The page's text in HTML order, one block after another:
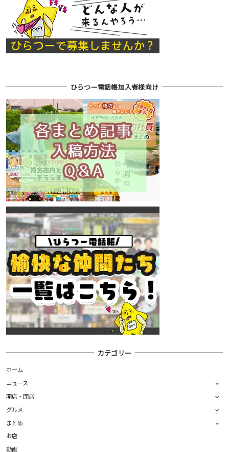
ひらつー電話帳加入者様向け
カテゴリー
ホーム
ニュース
開店・閉店
グルメ
まとめ
お店
動画